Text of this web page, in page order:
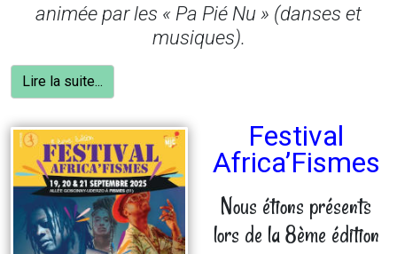
animéepar les « Pa Pié Nu » (danses et
musiques).
Lire la suite...
Festival
Africa’Fismes
Nous étions présents
lors de la 8ème édition